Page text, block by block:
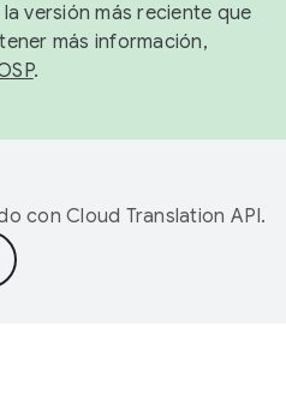
versión más reciente que
más información,
.
con Cloud Translation API.